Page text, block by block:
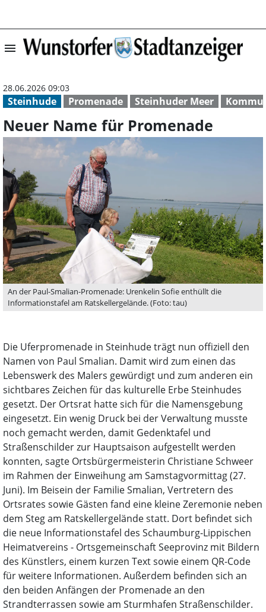
menu Neuer Name
Steinhude Promenade Steinhuder Meer
28.06.2026 09:03
Neuer Name für Promenade
An der Paul-Smalian-Promenade: Urenkelin Sofie enthüllt die
Informationstafel am Ratskellergelände. (Foto: tau)
Die Uferpromenade in Steinhude trägt nun offiziell den
Namen von Paul Smalian. Damit wird zum einen das
Lebenswerk des Malers gewürdigt und zum anderen ein
sichtbares Zeichen für das kulturelle Erbe Steinhudes
gesetzt. Der Ortsrat hatte sich für die Namensgebung
eingesetzt. Ein wenig Druck bei der Verwaltung musste
noch gemacht werden, damit Gedenktafel und
Straßenschilder zur Hauptsaison aufgestellt werden
konnten, sagte Ortsbürgermeisterin Christiane Schweer
im Rahmen der Einweihung am Samstagvormittag (27.
Juni). Im Beisein der Familie Smalian, Vertretern des
Ortsrates sowie Gästen fand eine kleine Zeremonie neben
dem Steg am Ratskellergelände statt. Dort befindet sich
die neue Informationstafel des Schaumburg-Lippischen
Heimatvereins - Ortsgemeinschaft Seeprovinz mit Bildern
des Künstlers, einem kurzen Text sowie einem QR-Code
für weitere Informationen. Außerdem befinden sich an
den beiden Anfängen der Promenade an den
Strandterrassen sowie am Sturmhafen Straßenschilder.